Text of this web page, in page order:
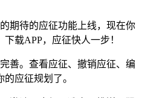
待的应征功能上线，现在你
载APP，应征快人一步！
。查看应征、撤销应征、编
应征规划了。